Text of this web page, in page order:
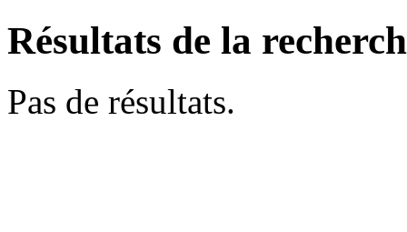
Résultats de la
Pas de résultats.